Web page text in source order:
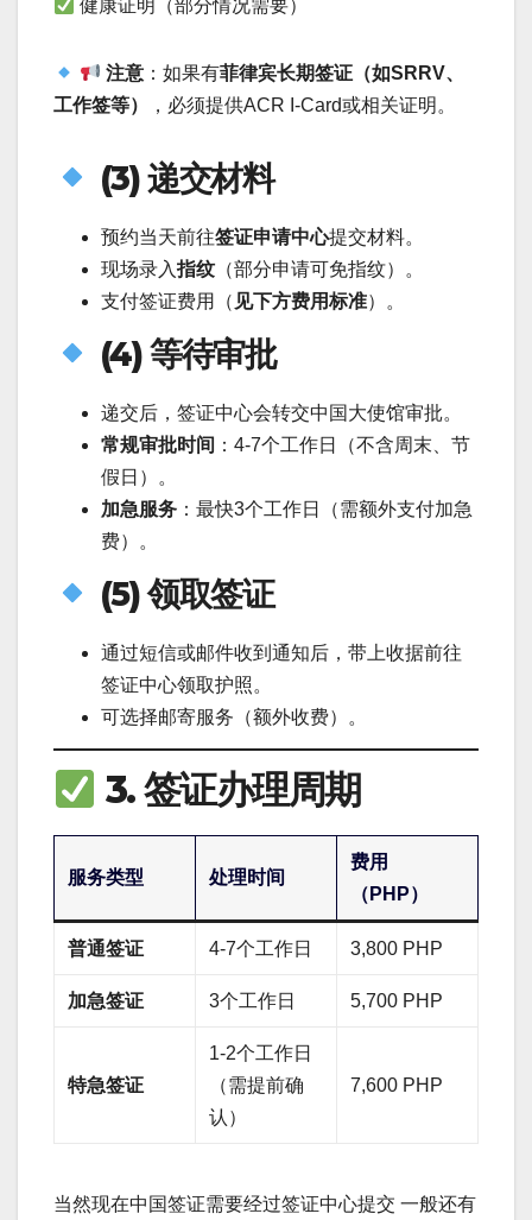
健康证明（部分情况需要）
注意 ：如果有菲律宾长期签证（如SRRV、
工作签等）
，必须提供ACR I-Card或相关证明。
(3) 递交材料
预约当天前往签证申请中心提交材料。
现场录入指纹（部分申请可免指纹）。
支付签证费用（ 见下方费用标准）。
(4) 等待审批
递交后，签证中心会转交中国大使馆审批。
常规审批时间 ：4-7个工作日（不含周末、节
假日）。
加急服务 ：最快3个工作日（需额外支付加急
费）。
(5) 领取签证
通过短信或邮件收到通知后，带上收据前往
签证中心领取护照。
可选择邮寄服务（额外收费）。
3. 签证办理周期
服务类型 处理时间
费用
（PHP）
普通签证 4-7个工作日 3,800 PHP
加急签证 3个工作日 5,700 PHP
特急签证
1-2个工作日
（需提前确
认）
7,600 PHP
当然现在中国签证需要经过签证中心提交 一般还有